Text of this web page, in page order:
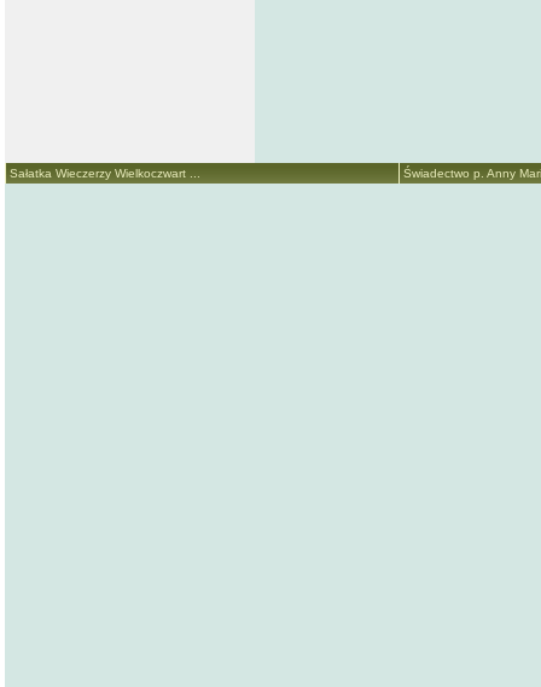
Sałatka Wieczerzy Wielkoczwart ... Świadectwo p. Anny